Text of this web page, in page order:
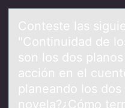
Cоnteste lаs
"Cоntinuidаd de
son los dos
acción en el
planeando los
novela?¿Cómo